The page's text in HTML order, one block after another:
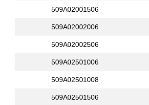
509A02001506
509A02002006
509A02002506
509A02501006
509A02501008
509A02501506